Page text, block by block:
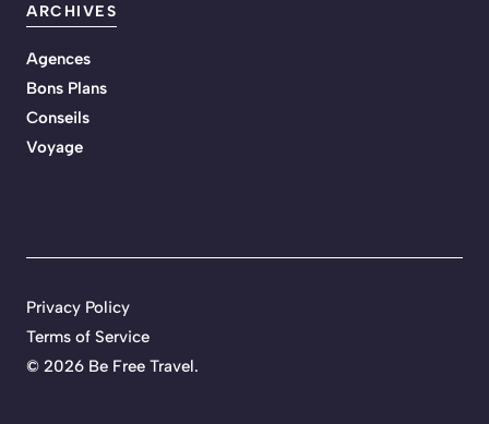
ARCHIVES
Agences
Bons Plans
Conseils
Voyage
© 2026 Be Free Travel.
Privacy Policy
Terms of Service